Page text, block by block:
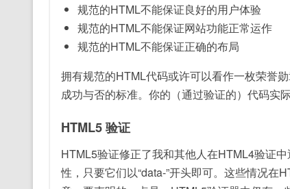
规范的HTML不能保证良好的用户体验
规范的HTML不能保证网站功能正常运作
规范的HTML不能保证正确的布局
拥有规范的HTML代码或许可以看作一枚荣誉
成功与否的标准。你的（通过验证的）代码实
HTML5 验证
HTML5验证修正了我和其他人在HTML4验证
性，只要它们以“data-”开头即可。这些情况